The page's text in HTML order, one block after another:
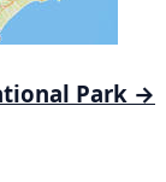
Park →